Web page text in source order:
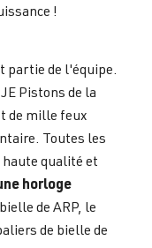
!
partie de l'équipe.
Pistons de la
de mille feux
Toutes les
qualité et
horloge
de ARP, le
de bielle de